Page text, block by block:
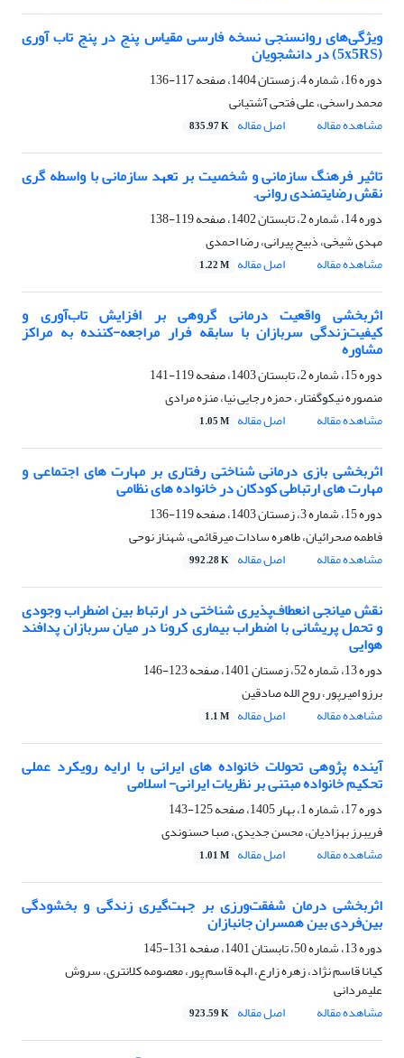
ویژگی‌های روانسنجی نسخه فارسی مقیاس پنج در پنج تاب ‏آوری
(5x5RS) در دانشجویان
دوره 16، شماره 4، زمستان 1404، صفحه
117-136
محمد راسخی، علی فتحی آشتیانی
مشاهده مقاله
اصل مقاله 835.97 K
تاثیر فرهنگ سازمانی و شخصیت بر تعهد سازمانی با واسطه گری
نقش رضایتمندی روانی.
دوره 14، شماره 2، تابستان 1402، صفحه
119-138
مهدی شیخی، ذبیح پیرانی، رضا احمدی
مشاهده مقاله
اصل مقاله 1.22 M
اثربخشی واقعیت درمانی گروهی بر افزایش تاب‌آوری و
کیفیت‌زندگی سربازان با سابقه فرار مراجعه-کننده به مراکز
مشاوره
دوره 15، شماره 2، تابستان 1403، صفحه
119-141
منصوره نیکوگفتار، حمزه رجایی نیا، منزه مرادی
مشاهده مقاله
اصل مقاله 1.05 M
اثربخشی بازی درمانی شناختی رفتاری بر مهارت های اجتماعی و
مهارت های ارتباطی کودکان در خانواده های نظامی
دوره 15، شماره 3، زمستان 1403، صفحه
119-136
فاطمه صحرائیان، طاهره سادات میرقائمی، شهناز نوحی
مشاهده مقاله
اصل مقاله 992.28 K
نقش میانجی انعطاف‌پذیری شناختی در ارتباط بین اضطراب وجودی
و تحمل پریشانی با اضطراب بیماری کرونا در میان سربازان پدافند
هوایی
دوره 13، شماره 52، زمستان 1401، صفحه
123-146
برزو امیرپور، روح الله صادقین
مشاهده مقاله
اصل مقاله 1.1 M
آینده پژوهی تحولات خانواده های ایرانی با ارایه رویکرد عملی
تحکیم خانواده مبتنی بر نظریات ایرانی- اسلامی
دوره 17، شماره 1، بهار 1405، صفحه
125-143
فریبرز بهزادیان، محسن جدیدی، صبا حسنوندی
مشاهده مقاله
اصل مقاله 1.01 M
اثربخشی درمان شفقت‌ورزی بر جهت‌گیری زندگی و بخشودگی
بین‌فردی بین همسران جانبازان
دوره 13، شماره 50، تابستان 1401، صفحه
131-145
کیانا قاسم نژاد، زهره زارع، الهه قاسم پور، معصومه کلانتری، سروش
علیمردانی
مشاهده مقاله
اصل مقاله 923.59 K